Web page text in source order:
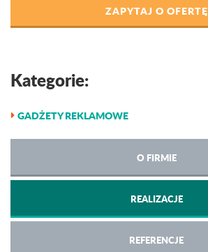
ZAPYTAJ O OFERTĘ
Kategorie:
GADŻETY REKLAMOWE
O FIRMIE
REALIZACJE
REFERENCJE